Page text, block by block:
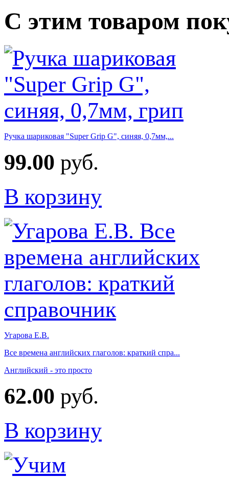
С этим товаром
Ручка шариковая "Super Grip G", синяя, 0,7мм,...
99.00 руб.
В корзину
Угарова Е.В.
Все времена английских глаголов: краткий спра...
Английский - это просто
62.00 руб.
В корзину